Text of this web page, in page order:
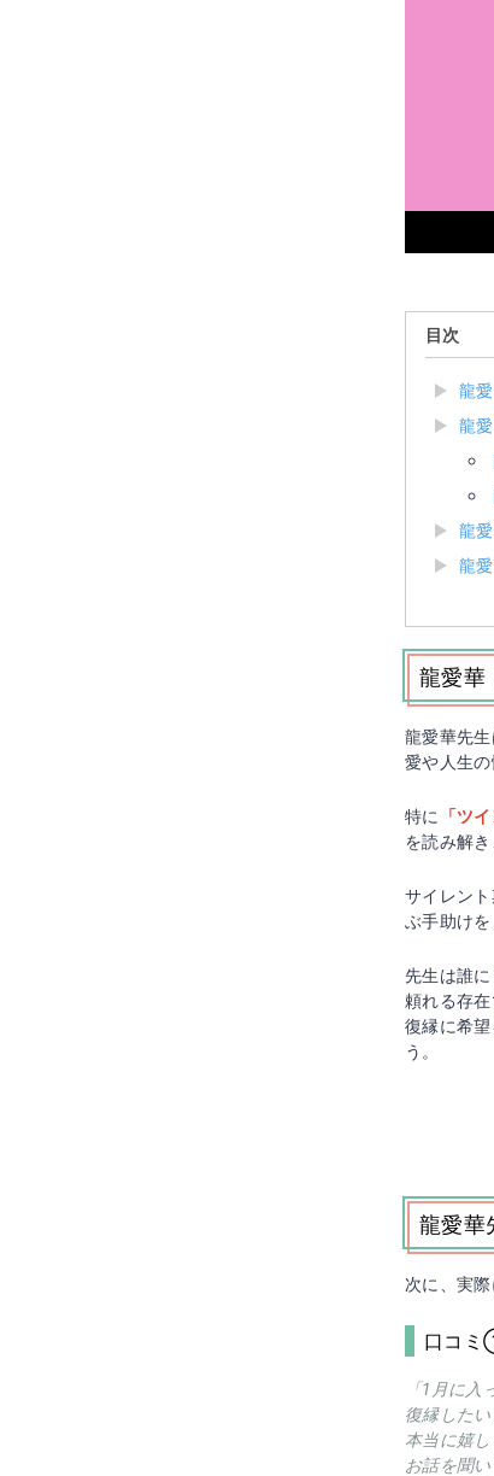
目次
龍
龍
龍
龍
龍愛華
龍愛華先
愛や人生
特に 「ツ
を読み解
サイレン
ぶ手助けを
先生は誰
頼れる存在
復縁に希
う。
龍愛華
次に、実
口コ
「1月に入
復縁した
本当に嬉し
お話を聞